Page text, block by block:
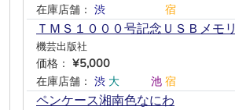
在庫店舗： 渋 宿
ＴＭＳ１０００号記念ＵＳＢメモリ
機芸出版社
価格： ¥5,000
在庫店舗： 渋 大 池 宿
ペンケース湘南色なにわ